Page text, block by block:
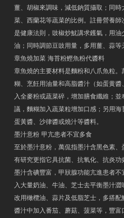
薑、胡椒來調味，減低鈉質攝取；同
菜、西蘭花等蔬菜的比例。註冊營養
是健康法則，豉椒炒魷講求鑊氣，用
油；同時調節豆豉用量，多用薑、蒜等
章魚燒加菜 海苔粉鰹魚粉代醬料
章魚燒的主要材料是麵粉和八爪魚粒
糊、烹飪用油量和高脂醬汁（如蛋黄
入全麥粉或蔬菜碎，增加膳食纖維；
議，麵糊加入蔬菜粒增加口感；另用
蛋黃醬、沙律醬或燒汁等醬料。
墨汁意粉 甲亢患者不宜多食
至於墨汁意粉，萬侃指墨汁含黑色素、
有研究更指它具抗菌、抗氧化、抗炎
墨汁含碘豐富，甲狀腺功能亢進患者
入大量奶油、牛油、芝士去平衡墨汁
改用橄欖油、蒜片及低脂芝士，多搭
醬汁中加入番茄、蘑菇、菠菜等，豐富